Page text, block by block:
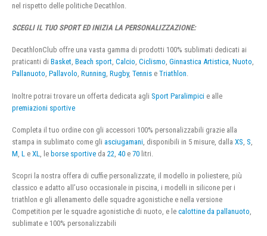
nel rispetto delle politiche Decathlon.
SCEGLI IL TUO SPORT ED INIZIA LA PERSONALIZZAZIONE:
DecathlonClub offre una vasta gamma di prodotti 100% sublimati dedicati ai
praticanti di Basket, Beach sport, Calcio, Ciclismo, Ginnastica Artistica, Nuoto,
Pallanuoto, Pallavolo, Running, Rugby, Tennis e Triathlon.
Inoltre potrai trovare un offerta dedicata agli Sport Paralimpici e alle
premiazioni sportive
Completa il tuo ordine con gli accessori 100% personalizzabili grazie alla
stampa in sublimato come gli asciugamani , disponibili in 5 misure, dalla XS S
M L e XL , le borse sportive da 22 40 e 70 litri.
Scopri la nostra offera di cuffie personalizzate, il modello in poliestere, più
classico e adatto all’uso occasionale in piscina, i modelli in silicone per i
triathlon e gli allenamento delle squadre agonistiche e nella versione
Competition per le squadre agonistiche di nuoto, e le calottine da pallanuoto,
sublimate e 100% personalizzabili